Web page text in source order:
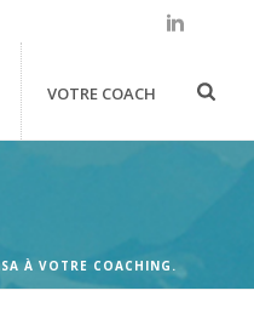
VOTRE COACH
À VOTRE COACHING.